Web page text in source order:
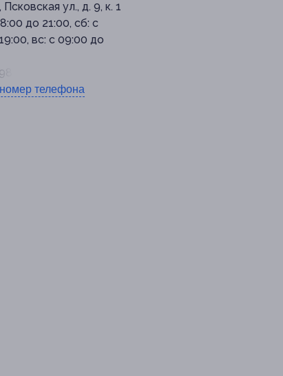
ул., д. 9, к. 1
до 21:00, сб: с
вс: с 09:00 до
95-78
телефона